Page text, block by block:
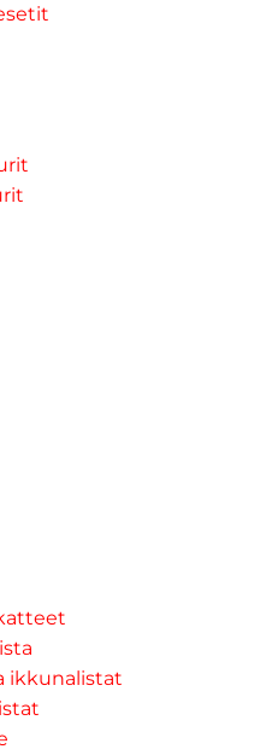
ikkunalistat